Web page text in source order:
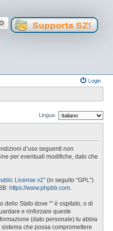
Ricerca avanzata
Login
Lingua:
d’uso seguenti non
per eventuali modifiche, dato che
License v2” (in seguito “GPL”)
https://www.phpbb.com
Stato dove “” è ospitato, o di
e rinforzare queste
(dato personale) tu abbia
che possa compromettere